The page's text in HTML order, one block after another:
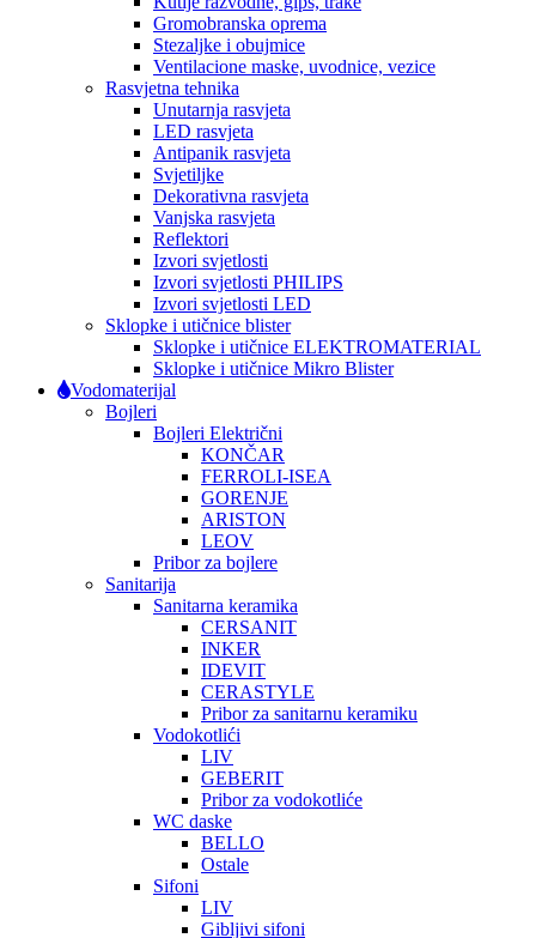
Gromobranska oprema
Stezaljke i obujmice
Ventilacione maske, uvodnice, vezice
Rasvjetna tehnika
Unutarnja rasvjeta
LED rasvjeta
Antipanik rasvjeta
Svjetiljke
Dekorativna rasvjeta
Vanjska rasvjeta
Reflektori
Izvori svjetlosti
Izvori svjetlosti PHILIPS
Izvori svjetlosti LED
Sklopke i utičnice blister
Sklopke i utičnice ELEKTROMATERIAL
Sklopke i utičnice Mikro Blister
Vodomaterijal
Bojleri
Bojleri Električni
KONČAR
FERROLI-ISEA
GORENJE
ARISTON
LEOV
Pribor za bojlere
Sanitarija
Sanitarna keramika
CERSANIT
INKER
IDEVIT
CERASTYLE
Pribor za sanitarnu keramiku
Vodokotlići
LIV
GEBERIT
Pribor za vodokotliće
WC daske
BELLO
Ostale
Sifoni
LIV
Gibljivi sifoni